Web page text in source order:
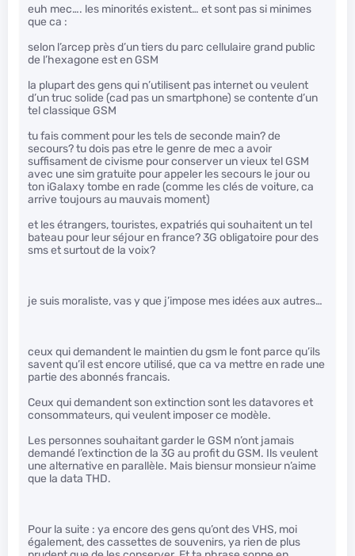
euh mec…. les minorités existent… et sont pas si minimes
que ca :
selon l’arcep près d’un tiers du parc cellulaire grand public
de l’hexagone est en GSM
la plupart des gens qui n’utilisent pas internet ou veulent
d’un truc solide (cad pas un smartphone) se contente d’un
tel classique GSM
tu fais comment pour les tels de seconde main? de
secours? tu dois pas etre le genre de mec a avoir
suffisament de civisme pour conserver un vieux tel GSM
avec une sim gratuite pour appeler les secours le jour ou
ton iGalaxy tombe en rade (comme les clés de voiture, ca
arrive toujours au mauvais moment)
et les étrangers, touristes, expatriés qui souhaitent un tel
bateau pour leur séjour en france? 3G obligatoire pour des
sms et surtout de la voix?
je suis moraliste, vas y que j’impose mes idées aux autres…
ceux qui demandent le maintien du gsm le font parce qu’ils
savent qu’il est encore utilisé, que ca va mettre en rade une
partie des abonnés francais.
Ceux qui demandent son extinction sont les datavores et
consommateurs, qui veulent imposer ce modèle.
Les personnes souhaitant garder le GSM n’ont jamais
demandé l’extinction de la 3G au profit du GSM. Ils veulent
une alternative en parallèle. Mais biensur monsieur n’aime
que la data THD.
Pour la suite : ya encore des gens qu’ont des VHS, moi
également, des cassettes de souvenirs, ya rien de plus